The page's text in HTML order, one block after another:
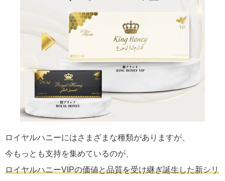
ロイヤルハニーにはさまざまな種類がありますが、
今もっとも支持を集めているのが、
ロイヤルハニーVIPの価値と品質を受け継ぎ誕生した新シリ